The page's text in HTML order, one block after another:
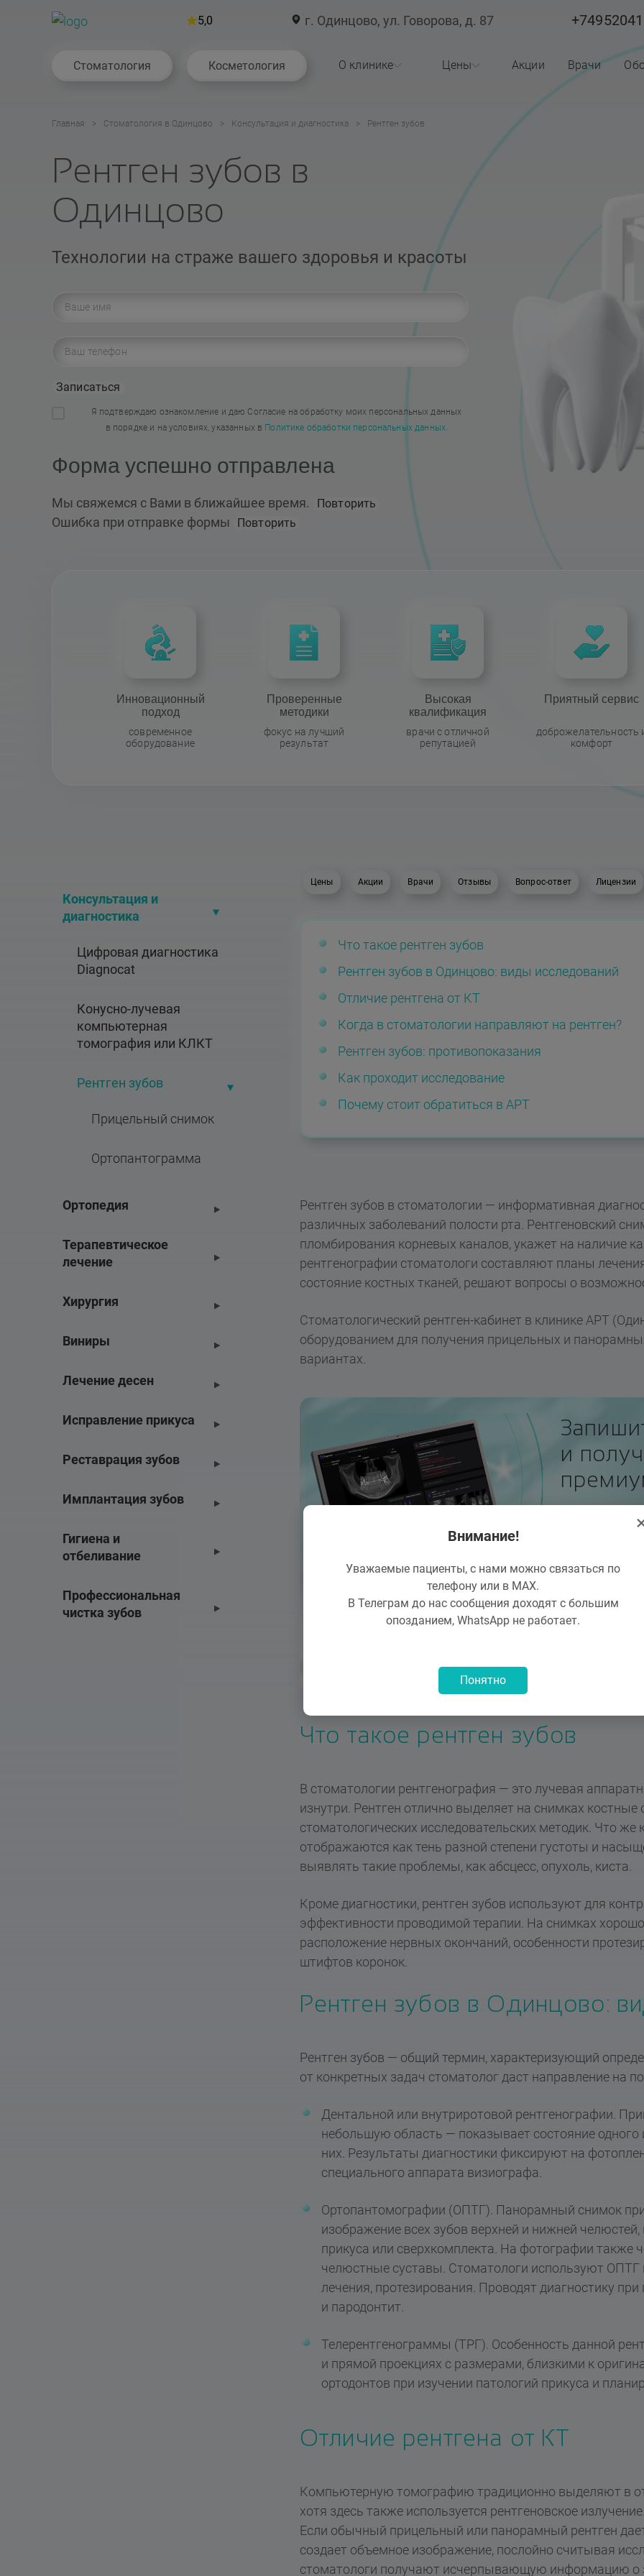
Внимание!
Уважаемые пациенты, с нами можно связаться по
телефону или в MAX.
В Телеграм до нас сообщения доходят с большим
опозданием, WhatsApp не работает.
Понятно
5,0 г. Одинцово, ул. Говорова, д. 87
Стоматология Косметология О клинике
Вопросы ответы
Цены
Косметология
Акции Врачи
Главная Стоматология в Одинцово Консультация и диагностика Рентген зубов
Рентген зубов в
Одинцово
Технологии на страже вашего здоровья и красоты
Записаться
Я подтверждаю ознакомление и даю Согласие на обработку моих персональных данных
в порядке и на условиях, указанных в Политике обработки персональных данных.
Форма успешно отправлена
Мы свяжемся с Вами в ближайшее время. Повторить
Ошибка при отправке формы Повторить
Инновационный
подход
современное
оборудование
Проверенные
методики
фокус на лучший
результат
Высокая
квалификация
врачи с отличной
репутацией
Приятный сервис
доброжелательность
комфорт
Консультация и
диагностика
Цифровая диагностика
Diagnocat
Конусно-лучевая
компьютерная
томография или КЛКТ
Рентген зубов
Прицельный снимок
Ортопантограмма
Ортопедия
Терапевтическое
лечение
Хирургия
Виниры
Лечение десен
Исправление прикуса
Реставрация зубов
Имплантация зубов
Гигиена и
отбеливание
Профессиональная
чистка зубов
Цены Акции Врачи Отзывы Вопрос-ответ Лицензии
Что такое рентген зубов
Рентген зубов в Одинцово: виды исследований
Отличие рентгена от КТ
Когда в стоматологии направляют на рентген?
Рентген зубов: противопоказания
Как проходит исследование
Почему стоит обратиться в АРТ
Рентген зубов в стоматологии — информативная
различных заболеваний полости рта. Рентгеновский
пломбирования корневых каналов, укажет на наличие
рентгенографии стоматологи составляют планы
состояние костных тканей, решают вопросы о
Стоматологический рентген-кабинет в клинике АРТ
оборудованием для получения прицельных и
вариантах.
и
2
Что такое рентген зубов
В стоматологии рентгенография — это лучевая
изнутри. Рентген отлично выделяет на снимках
стоматологических исследовательских методик. Что же
отображаются как тень разной степени густоты и
выявлять такие проблемы, как абсцесс, опухоль, киста.
Кроме диагностики, рентген зубов используют для
эффективности проводимой терапии. На снимках
расположение нервных окончаний, особенности
штифтов коронок.
Рентген зубов в Одинцово:
Рентген зубов — общий термин, характеризующий
от конкретных задач стоматолог даст направление на
Дентальной или внутриротовой рентгенографии.
небольшую область — показывает состояние одного
них. Результаты диагностики фиксируют на
специального аппарата визиографа.
Ортопантомографии (ОПТГ). Панорамный снимок при
изображение всех зубов верхней и нижней
прикуса или сверхкомплекта. На фотографии также
челюстные суставы. Стоматологи используют ОПТГ
лечения, протезирования. Проводят диагностику
и пародонтит.
Телерентгенограммы (ТРГ). Особенность данной
и прямой проекциях с размерами, близкими к
ортодонтов при изучении патологий прикуса и
Отличие рентгена от КТ
Компьютерную томографию традиционно выделяют в
хотя здесь также используется рентгеновское
Если обычный прицельный или панорамный рентген
создает объемное изображение, послойно считывая
стоматологи получают исчерпывающую информацию о